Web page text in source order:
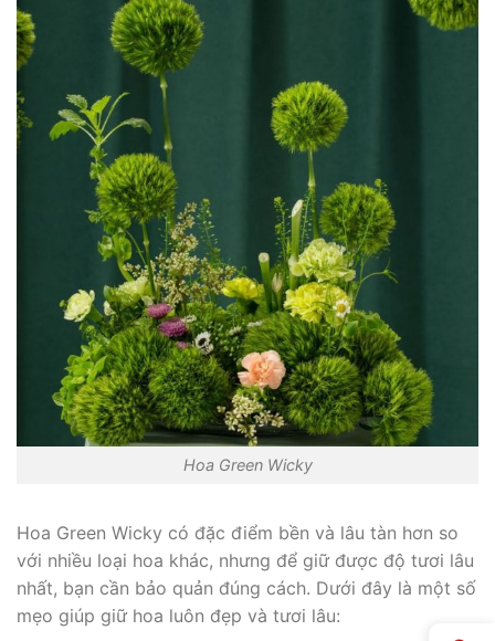
Hoa Green Wicky
Hoa Green Wicky có đặc điểm bền và lâu tàn hơn so
với nhiều loại hoa khác, nhưng để giữ được độ tươi lâu
nhất, bạn cần bảo quản đúng cách. Dưới đây là một số
mẹo giúp giữ hoa luôn đẹp và tươi lâu: